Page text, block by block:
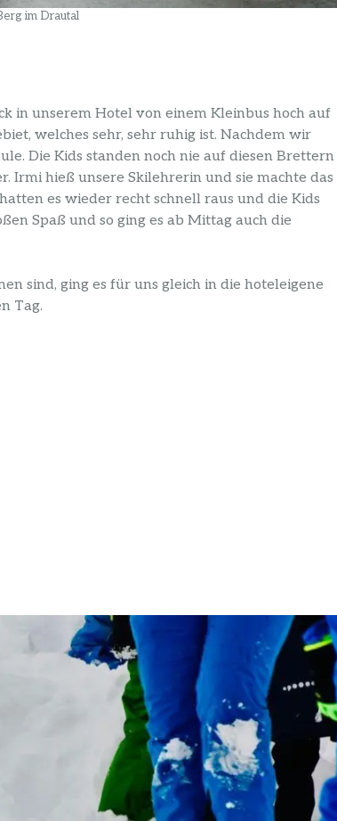
im Drautal
in unserem Hotel von einem Kleinbus hoch auf
welches sehr, sehr ruhig ist. Nachdem wir
Die Kids standen noch nie auf diesen Brettern
Irmi hieß unsere Skilehrerin und sie machte das
es wieder recht schnell raus und die Kids
Spaß und so ging es ab Mittag auch die
sind, ging es für uns gleich in die hoteleigene
Tag.